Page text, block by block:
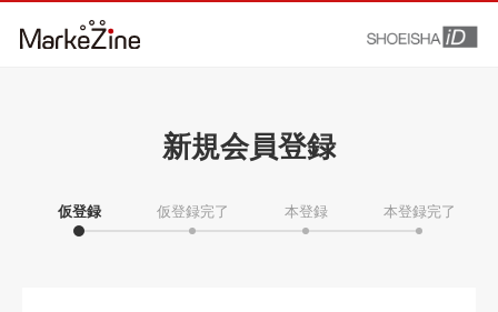
新規会員登録
仮登録 仮登録完了 本登録 本登録完了